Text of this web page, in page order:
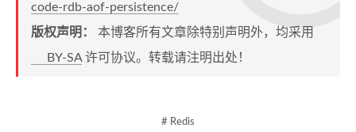
code-rdb-aof-persistence/
版权声明： 本博客所有文章除特别声明外，均采用
BY-SA许可协议。转载请注明出处！
# Redis